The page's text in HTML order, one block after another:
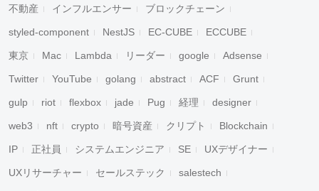
不動産 インフルエンサー ブロックチェーン
styled-component NestJS EC-CUBE ECCUBE
東京 Mac Lambda リーダー google Adsense
Twitter YouTube golang abstract ACF Grunt
gulp riot flexbox jade Pug 経理 designer
web3 nft crypto 暗号資産 クリプト Blockchain
IP 正社員 システムエンジニア SE UXデザイナー
UXリサーチャー セールステック salestech